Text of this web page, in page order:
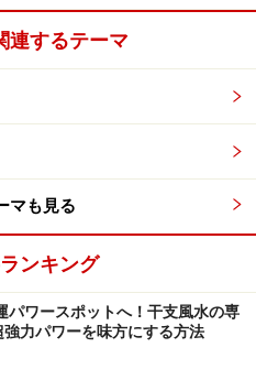
をキャッチ
ア小物にこだわることで、
例えばふせんやボールペ
いますか？ どこかの会社か
連するテーマ
マも見る
ンキング
パワースポットへ！干支風水の専
強力パワーを味方にする方法